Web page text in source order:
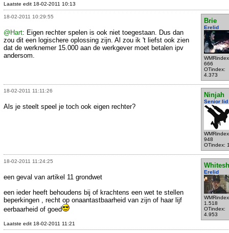
Laatste edit 18-02-2011 10:13
18-02-2011 10:29:55
Brie
Erelid
666
OTindex:
4.373
@Hart: Eigen rechter spelen is ook niet toegestaan. Dus dan
zou dit een logischere oplossing zijn. Al zou ik 't liefst ook zien
dat de werknemer 15.000 aan de werkgever moet betalen ipv
andersom.
18-02-2011 11:11:26
Ninjah
Senior lid
948
OTindex:
Als je steelt speel je toch ook eigen rechter?
18-02-2011 11:24:25
Erelid
1.518
OTindex:
4.953
een geval van artikel 11 grondwet
een ieder heeft behoudens bij of krachtens een wet te stellen
beperkingen , recht op onaantastbaarheid van zijn of haar lijf
eerbaarheid of goed
Laatste edit 18-02-2011 11:21